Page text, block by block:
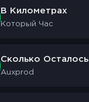
В Километрах
Который Час
Сколько Осталось
Auxprod